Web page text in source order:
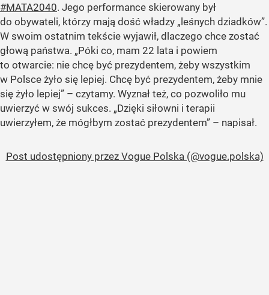
#MATA2040. Jego performance skierowany był
do obywateli, którzy mają dość władzy „leśnych dziadków”.
W swoim ostatnim tekście wyjawił, dlaczego chce zostać
głową państwa. „Póki co, mam 22 lata i powiem
to otwarcie: nie chcę być prezydentem, żeby wszystkim
w Polsce żyło się lepiej. Chcę być prezydentem, żeby mnie
się żyło lepiej” – czytamy. Wyznał też, co pozwoliło mu
uwierzyć w swój sukces. „Dzięki siłowni i terapii
uwierzyłem, że mógłbym zostać prezydentem” – napisał.
Post udostępniony przez Vogue Polska (@vogue.polska)